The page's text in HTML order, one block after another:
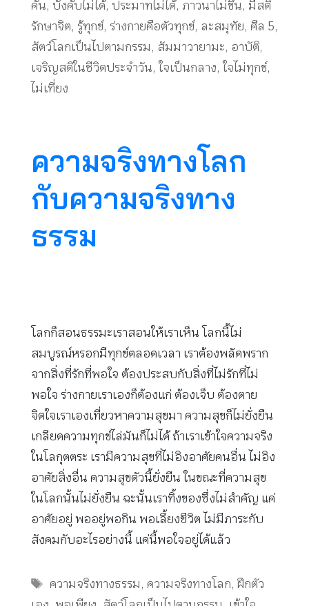
คั้น, บังคับไม่ได้, ประมาทไม่ได้, ภาวนาไม่ขึ้น, มีสติ
รักษาจิต, รู้ทุกข์, ร่างกายคือตัวทุกข์, ละสมุทัย, ศีล 5,
สัตว์โลกเป็นไปตามกรรม, สัมมาวายามะ, อาบัติ,
เจริญสติในชีวิตประจำวัน, ใจเป็นกลาง, ใจไม่ทุกข์,
ไม่เที่ยง
ความจริงทางโลก
กับความจริงทาง
ธรรม
โลกก็สอนธรรมะเราสอนให้เราเห็น โลกนี้ไม่
สมบูรณ์หรอกมีทุกข์ตลอดเวลา เราต้องพลัดพราก
จากสิ่งที่รักที่พอใจ ต้องประสบกับสิ่งที่ไม่รักที่ไม่
พอใจ ร่างกายเราเองก็ต้องแก่ ต้องเจ็บ ต้องตาย
จิตใจเราเองเที่ยวหาความสุขมา ความสุขก็ไม่ยั่งยืน
เกลียดความทุกข์ไล่มันก็ไม่ได้ ถ้าเราเข้าใจความจริง
ในโลกุตตระ เรามีความสุขที่ไม่อิงอาศัยคนอื่น ไม่อิง
อาศัยสิ่งอื่น ความสุขตัวนี้ยั่งยืน ในขณะที่ความสุข
ในโลกนั้นไม่ยั่งยืน ฉะนั้นเราทิ้งของซึ่งไม่สำคัญ แค่
อาศัยอยู่ พออยู่พอกิน พอเลี้ยงชีวิต ไม่มีภาระกับ
สังคมกับอะไรอย่างนี้ แค่นี้พอใจอยู่ได้แล้ว
Tags
ความจริงทางธรรม,ความจริงทางโลก,ฝึกตัว